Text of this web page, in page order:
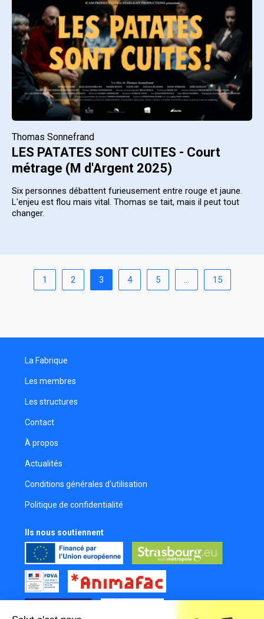
Thomas Sonnefrand
LES PATATES SONT CUITES - Court
métrage (M d'Argent 2025)
Six personnes débattent furieusement entre rouge et jaune.
L'enjeu est flou mais vital. Thomas se tait, mais il peut tout
changer.
1 2 3 4 5 … 15
La Fabrique
Les membres
Les structures
Contact
À propos
Actualités
Conditions générales d'utilisation
Politique de confidentialité
Ils nous soutiennent